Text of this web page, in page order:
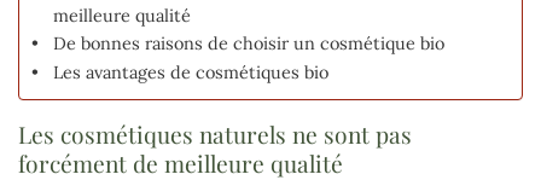
meilleure qualité
De bonnes raisons de choisir un cosmétique bio
Les avantages de cosmétiques bio
Les cosmétiques naturels ne sont pas
forcément de meilleure qualité